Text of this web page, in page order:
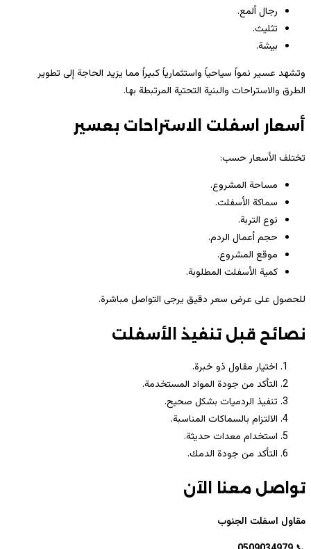
رجال ألمع.
تثليث.
بيشة.
وتشهد عسير نمواً سياحياً واستثمارياً كبيراً مما يزيد الحاجة إلى تطوير
الطرق والاستراحات والبنية التحتية المرتبطة بها.
أسعار اسفلت الاستراحات بعسير
تختلف الأسعار حسب:
مساحة المشروع.
سماكة الأسفلت.
نوع التربة.
حجم أعمال الردم.
موقع المشروع.
كمية الأسفلت المطلوبة.
للحصول على عرض سعر دقيق يرجى التواصل مباشرة.
نصائح قبل تنفيذ الأسفلت
اختيار مقاول ذو خبرة.
التأكد من جودة المواد المستخدمة.
تنفيذ الردميات بشكل صحيح.
الالتزام بالسماكات المناسبة.
استخدام معدات حديثة.
التأكد من جودة الدمك.
تواصل معنا الآن
مقاول اسفلت الجنوب